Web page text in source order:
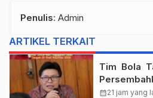
Penulis: Admin
ARTIKEL TERKAIT
Tim Bola
,
calendar_month21 jam yang